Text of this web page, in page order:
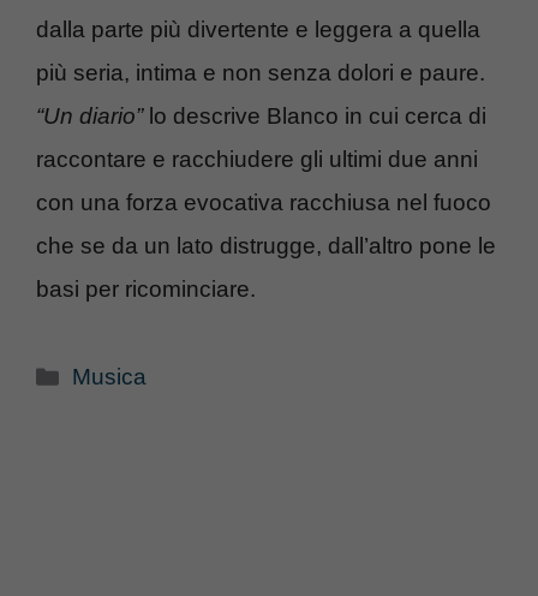
dalla parte più divertente e leggera a quella
più seria, intima e non senza dolori e paure.
“Un diario”lo descrive Blanco in cui cerca di
raccontare e racchiudere gli ultimi due anni
con una forza evocativa racchiusa nel fuoco
che se da un lato distrugge, dall’altro pone le
basi per ricominciare.
Categorie
Musica